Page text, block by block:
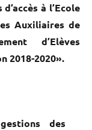
à l’Ecole
Auxiliaires de
d’Elèves
2018-2020».
des